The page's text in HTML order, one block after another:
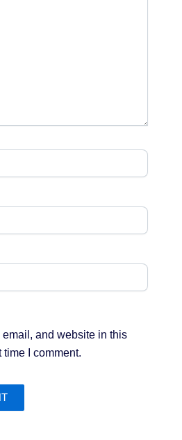
email, and website in this
time I comment.